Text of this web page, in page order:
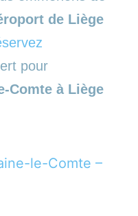
de Liège
pour
Comte à Liège
le-Comte –